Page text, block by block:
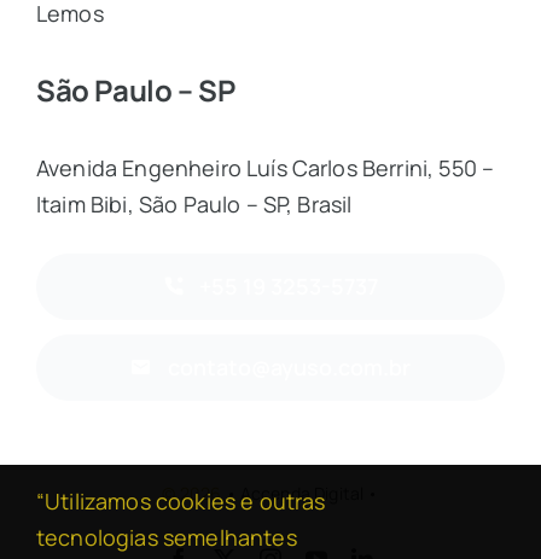
Lemos
São Paulo – SP
Avenida Engenheiro Luís Carlos Berrini, 550 –
Itaim Bibi, São Paulo – SP, Brasil
© 2026• Accenda Digital •
“Utilizamos cookies e outras
tecnologias semelhantes